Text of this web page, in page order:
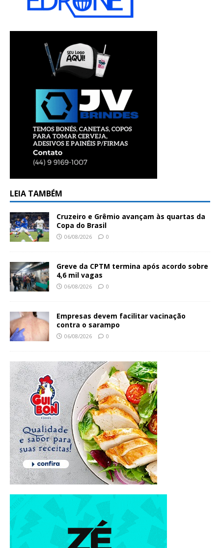
LEIA TAMBÉM
Cruzeiro e Grêmio avançam às quartas da
Copa do Brasil
06/08/2026 0
Greve da CPTM termina após acordo sobre
4,6 mil vagas
06/08/2026 0
Empresas devem facilitar vacinação
contra o sarampo
06/08/2026 0